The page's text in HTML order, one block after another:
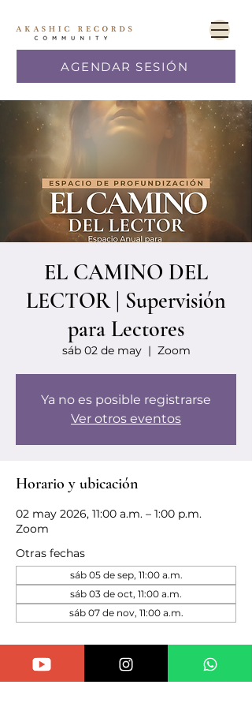
AGENDAR SESIÓN
EL CAMINO DEL
LECTOR | Supervisión
para Lectores
sáb 02 de may
  |
Zoom
Ya no es posible registrarse
Ver otros eventos
Horario y ubicación
02 may 2026, 11:00 a.m. – 1:00 p.m.
Zoom
Otras fechas
sáb 05 de sep, 11:00 a.m.
sáb 03 de oct, 11:00 a.m.
sáb 07 de nov, 11:00 a.m.
Compartir este evento